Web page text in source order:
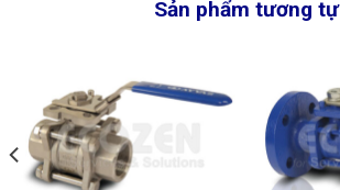
Sản phẩm tương tự